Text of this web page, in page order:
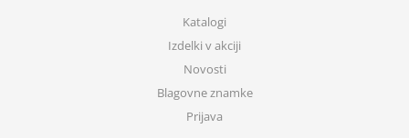
Katalogi
Izdelki v akciji
Novosti
Blagovne znamke
Prijava